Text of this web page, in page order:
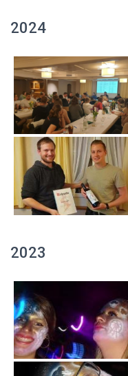
2024
2023